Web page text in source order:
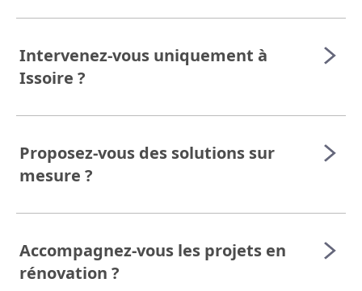
Intervenez-vous uniquement à
Issoire ?
Proposez-vous des solutions sur
mesure ?
Accompagnez-vous les projets en
rénovation ?